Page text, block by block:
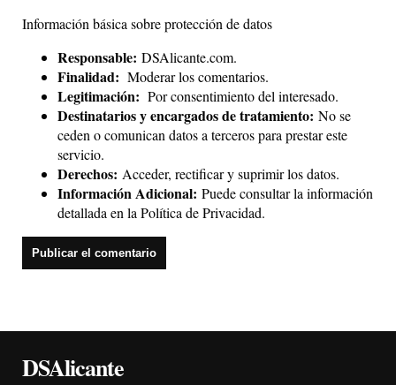
Información básica sobre protección de datos
Responsable: DSAlicante.com.
Finalidad: Moderar los comentarios.
Legitimación: Por consentimiento del interesado.
Destinatarios y encargados de tratamiento: No se
ceden o comunican datos a terceros para prestar este
servicio.
Derechos: Acceder, rectificar y suprimir los datos.
Información Adicional: Puede consultar la información
detallada en la Política de Privacidad.
DSAlicante